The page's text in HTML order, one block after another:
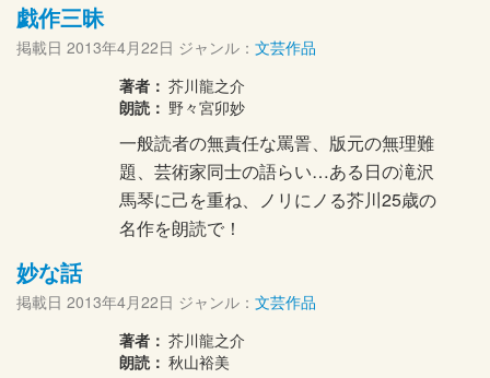
戯作三昧
掲載日 2013年4月22日 ジャンル： 文芸作品
著者： 芥川龍之介
朗読： 野々宮卯妙
一般読者の無責任な罵詈、版元の無理難
題、芸術家同士の語らい…ある日の滝沢
馬琴に己を重ね、ノリにノる芥川25歳の
名作を朗読で！
妙な話
掲載日 2013年4月22日 ジャンル： 文芸作品
著者： 芥川龍之介
朗読： 秋山裕美